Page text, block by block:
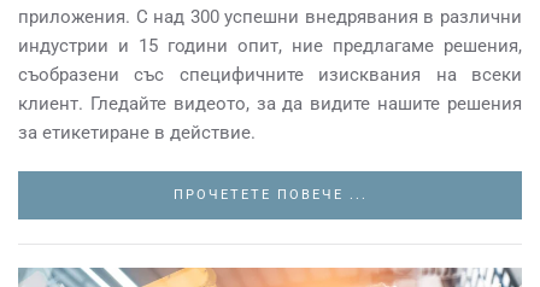
приложения. С над 300 успешни внедрявания в различни
индустрии и 15 години опит, ние предлагаме решения,
съобразени със специфичните изисквания на всеки
клиент. Гледайте видеото, за да видите нашите решения
за етикетиране в действие.
ПРОЧЕТЕТЕ ПОВЕЧЕ ...